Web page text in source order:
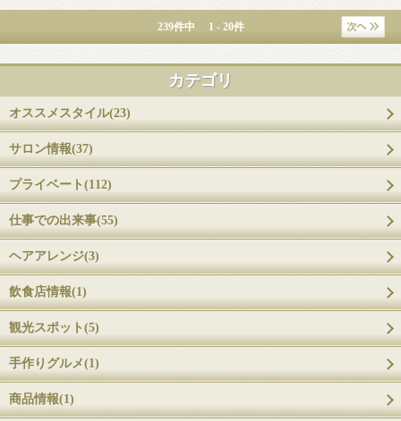
239件中 1 - 20件
カテゴリ
オススメスタイル(23)
サロン情報(37)
プライベート(112)
仕事での出来事(55)
ヘアアレンジ(3)
飲食店情報(1)
観光スポット(5)
手作りグルメ(1)
商品情報(1)